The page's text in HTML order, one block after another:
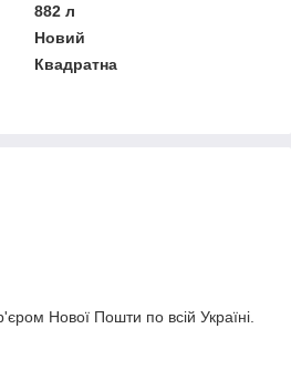
882 л
Новий
Квадратна
Нової Пошти по всій Україні.